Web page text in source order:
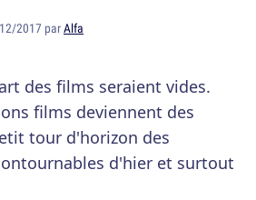
2017 parAlfa
des films seraient vides.
films deviennent des
tour d'horizon des
d'hier et surtout